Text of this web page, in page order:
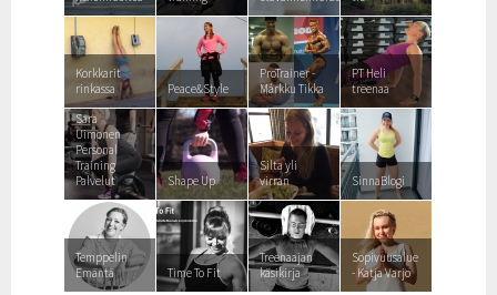
Korkkarit
rinkassa
Peace&Style
ProTrainer -
Márkku Tikka
PT Heli
treenaa
Sara
Uimonen
Personal
Training
Palvelut
Shape Up
Silta yli
virran
SinnaBlogi
Temppelin
Emäntä
Time To Fit
Treenaajan
käsikirja
Sopivuusalue
- Katja Varjo